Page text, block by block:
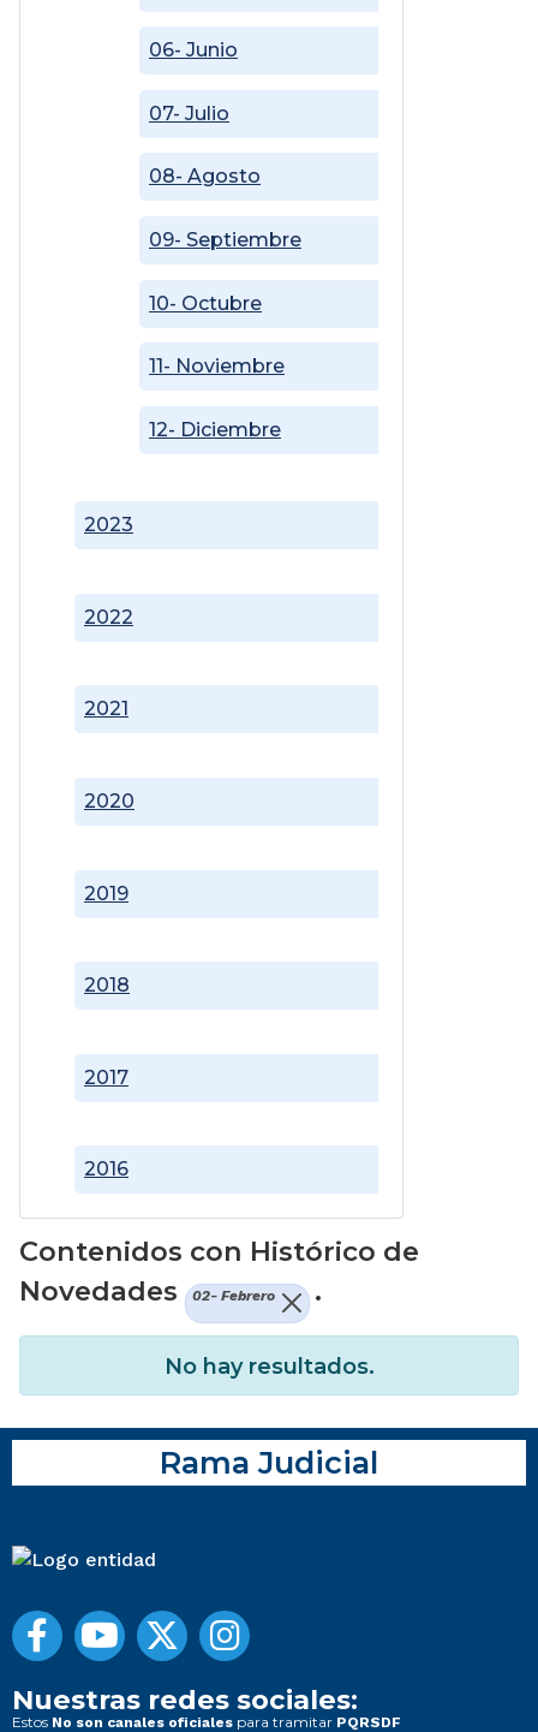
2016
2017
2018
2019
2020
2021
2022
2023
06- Junio
07- Julio
08- Agosto
09- Septiembre
10- Octubre
11- Noviembre
12- Diciembre
Contenidos con Histórico de
Novedades
02- Febrero .
No hay resultados.
Rama Judicial
Nuestras redes sociales:
Estos No son canales oficiales para tramitar PQRSDF